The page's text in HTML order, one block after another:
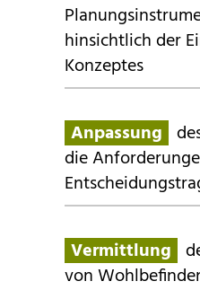
hinsichtlich der
Konzeptes
Anpassung
die
Vermittlung
von